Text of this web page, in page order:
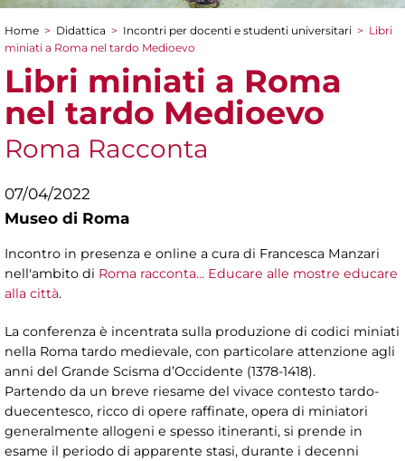
Tu sei qui
Home > Didattica > Incontri per docenti e studenti universitari > Libri
miniati a Roma nel tardo Medioevo
Libri miniati a Roma
nel tardo Medioevo
Roma Racconta
07/04/2022
Museo di Roma
Incontro in presenza e online a cura di Francesca Manzari
nell'ambito di Roma racconta... Educare alle mostre educare
alla città.
La conferenza è incentrata sulla produzione di codici miniati
nella Roma tardo medievale, con particolare attenzione agli
anni del Grande Scisma d’Occidente (1378-1418).
Partendo da un breve riesame del vivace contesto tardo-
duecentesco, ricco di opere raffinate, opera di miniatori
generalmente allogeni e spesso itineranti, si prende in
esame il periodo di apparente stasi, durante i decenni